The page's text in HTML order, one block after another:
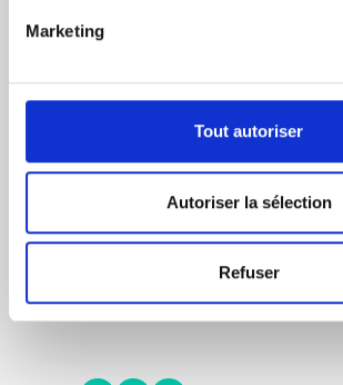
Marketing
Tout autoriser
Autoriser la sélection
Refuser
Télécharger le communiqué de presse